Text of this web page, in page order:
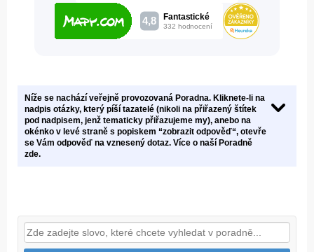
Níže se nachází veřejně provozovaná Poradna. Kliknete-li na
nadpis otázky, který píší tazatelé (nikoli na přiřazený štítek
pod nadpisem, jenž tematicky přiřazujeme my), anebo na
okénko v levé straně s popiskem “zobrazit odpověď“, otevře
se Vám odpověď na vznesený dotaz. Více o naší Poradně
zde.
na přiřazený štítek pod nadpisem, jenž tematicky
přiřazujeme my), anebo na okénko v levé straně s